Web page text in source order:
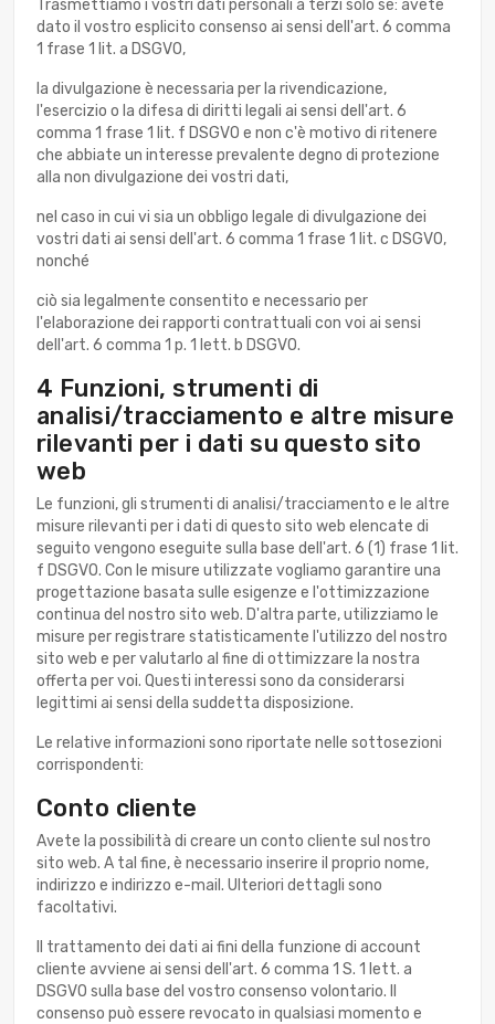
Trasmettiamo i vostri dati personali a terzi solo se: avete
dato il vostro esplicito consenso ai sensi dell'art. 6 comma
1 frase 1 lit. a DSGVO,
la divulgazione è necessaria per la rivendicazione,
l'esercizio o la difesa di diritti legali ai sensi dell'art. 6
comma 1 frase 1 lit. f DSGVO e non c'è motivo di ritenere
che abbiate un interesse prevalente degno di protezione
alla non divulgazione dei vostri dati,
nel caso in cui vi sia un obbligo legale di divulgazione dei
vostri dati ai sensi dell'art. 6 comma 1 frase 1 lit. c DSGVO,
nonché
ciò sia legalmente consentito e necessario per
l'elaborazione dei rapporti contrattuali con voi ai sensi
dell'art. 6 comma 1 p. 1 lett. b DSGVO.
4 Funzioni, strumenti di
analisi/tracciamento e altre misure
rilevanti per i dati su questo sito
web
Le funzioni, gli strumenti di analisi/tracciamento e le altre
misure rilevanti per i dati di questo sito web elencate di
seguito vengono eseguite sulla base dell'art. 6 (1) frase 1 lit.
f DSGVO. Con le misure utilizzate vogliamo garantire una
progettazione basata sulle esigenze e l'ottimizzazione
continua del nostro sito web. D'altra parte, utilizziamo le
misure per registrare statisticamente l'utilizzo del nostro
sito web e per valutarlo al fine di ottimizzare la nostra
offerta per voi. Questi interessi sono da considerarsi
legittimi ai sensi della suddetta disposizione.
Le relative informazioni sono riportate nelle sottosezioni
corrispondenti:
Conto cliente
Avete la possibilità di creare un conto cliente sul nostro
sito web. A tal fine, è necessario inserire il proprio nome,
indirizzo e indirizzo e-mail. Ulteriori dettagli sono
facoltativi.
Il trattamento dei dati ai fini della funzione di account
cliente avviene ai sensi dell'art. 6 comma 1 S. 1 lett. a
DSGVO sulla base del vostro consenso volontario. Il
consenso può essere revocato in qualsiasi momento e